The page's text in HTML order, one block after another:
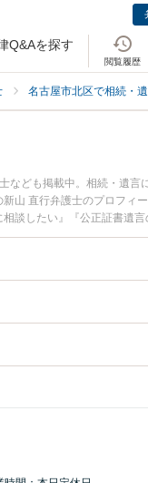
Q&Aを探す
閲覧履歴
名古屋市北区で相続・
なども掲載中。相続・遺言
山 直行弁護士のプロフィ
談したい』『公正証書遺
予約したい』などでお困